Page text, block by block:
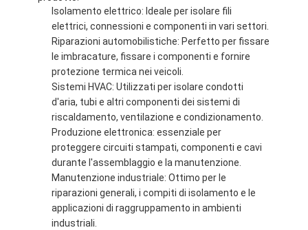
Isolamento elettrico: Ideale per isolare fili
elettrici, connessioni e componenti in vari settori.
Riparazioni automobilistiche: Perfetto per fissare
le imbracature, fissare i componenti e fornire
protezione termica nei veicoli.
Sistemi HVAC: Utilizzati per isolare condotti
d'aria, tubi e altri componenti dei sistemi di
riscaldamento, ventilazione e condizionamento.
Produzione elettronica: essenziale per
proteggere circuiti stampati, componenti e cavi
durante l'assemblaggio e la manutenzione.
Manutenzione industriale: Ottimo per le
riparazioni generali, i compiti di isolamento e le
applicazioni di raggruppamento in ambienti
industriali.